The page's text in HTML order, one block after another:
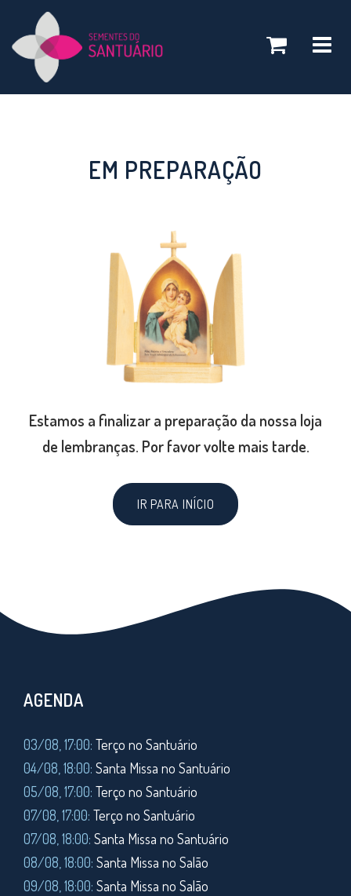
Toggle
EM PREPARAÇÃO
Estamos a finalizar a preparação da nossa loja
de lembranças. Por favor volte mais tarde.
IR PARA INÍCIO
AGENDA
03/08, 17:00: Terço no Santuário
04/08, 18:00: Santa Missa no Santuário
05/08, 17:00: Terço no Santuário
07/08, 17:00: Terço no Santuário
07/08, 18:00: Santa Missa no Santuário
08/08, 18:00: Santa Missa no Salão
09/08, 18:00: Santa Missa no Salão